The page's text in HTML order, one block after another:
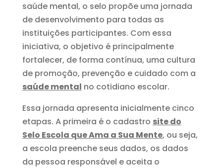
saúde mental, o selo propõe uma jornada
de desenvolvimento para todas as
instituições participantes. Com essa
iniciativa, o objetivo é principalmente
fortalecer, de forma contínua, uma cultura
de promoção, prevenção e cuidado com a
saúde mental no cotidiano escolar.
Essa jornada apresenta inicialmente cinco
etapas. A primeira é o cadastro site do
Selo Escola que Ama a Sua Mente, ou seja,
a escola preenche seus dados, os dados
da pessoa responsável e aceita o